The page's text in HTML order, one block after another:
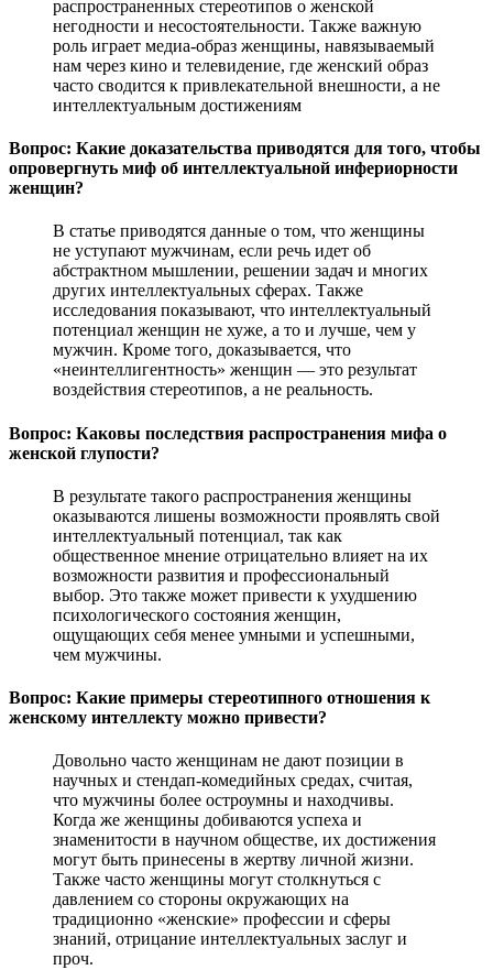
распространенных стереотипов о женской
негодности и несостоятельности. Также важную
роль играет медиа-образ женщины, навязываемый
нам через кино и телевидение, где женский образ
часто сводится к привлекательной внешности, а не
интеллектуальным достижениям
Вопрос: Какие доказательства приводятся для того, чтобы
опровергнуть миф об интеллектуальной инфериорности
женщин?
В статье приводятся данные о том, что женщины
не уступают мужчинам, если речь идет об
абстрактном мышлении, решении задач и многих
других интеллектуальных сферах. Также
исследования показывают, что интеллектуальный
потенциал женщин не хуже, а то и лучше, чем у
мужчин. Кроме того, доказывается, что
«неинтеллигентность» женщин — это результат
воздействия стереотипов, а не реальность.
Вопрос: Каковы последствия распространения мифа о
женской глупости?
В результате такого распространения женщины
оказываются лишены возможности проявлять свой
интеллектуальный потенциал, так как
общественное мнение отрицательно влияет на их
возможности развития и профессиональный
выбор. Это также может привести к ухудшению
психологического состояния женщин,
ощущающих себя менее умными и успешными,
чем мужчины.
Вопрос: Какие примеры стереотипного отношения к
женскому интеллекту можно привести?
Довольно часто женщинам не дают позиции в
научных и стендап-комедийных средах, считая,
что мужчины более остроумны и находчивы.
Когда же женщины добиваются успеха и
знаменитости в научном обществе, их достижения
могут быть принесены в жертву личной жизни.
Также часто женщины могут столкнуться с
давлением со стороны окружающих на
традиционно «женские» профессии и сферы
знаний, отрицание интеллектуальных заслуг и
проч.